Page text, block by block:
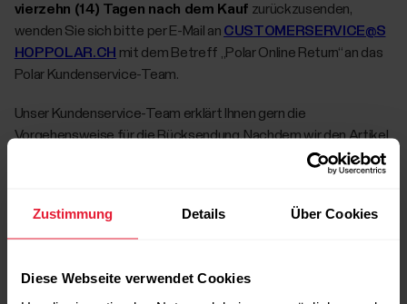
Zustimmung Details Über Cookies
Diese Webseite verwendet Cookies
vierzehn (14) Tagen nach dem Kauf zurückzusenden,
wenden Sie sich bitte per E-Mail an CUSTOMERSERVICE@S
HOPPOLAR.CH mit dem Betreff „Polar Online Return“ an das
Polar Kundenservice-Team.
Unser Kundenservice-Team erklärt Ihnen gern die
Vorgehensweise für die Rücksendung. Nachdem wir den Artikel
erhalten haben, wird Ihnen der Artikelpreis einschliesslich
gezahlter Steuern erstattet. Erstattungen werden mit der
verwendet wurde.
Kaufals defekt erweisen, fallen unter die Polar